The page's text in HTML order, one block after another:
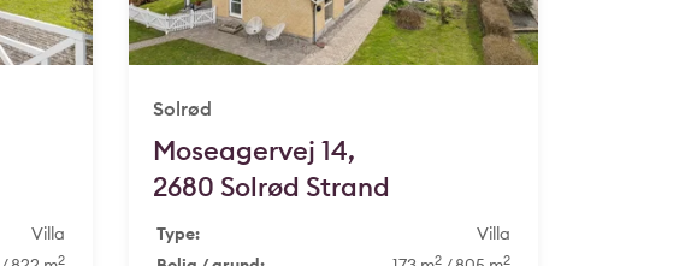
Villa
2
Solrød
Moseagervej 14,
2680 Solrød Strand
Type:
Villa
2 2